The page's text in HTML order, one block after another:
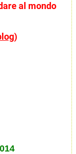
al mondo
)